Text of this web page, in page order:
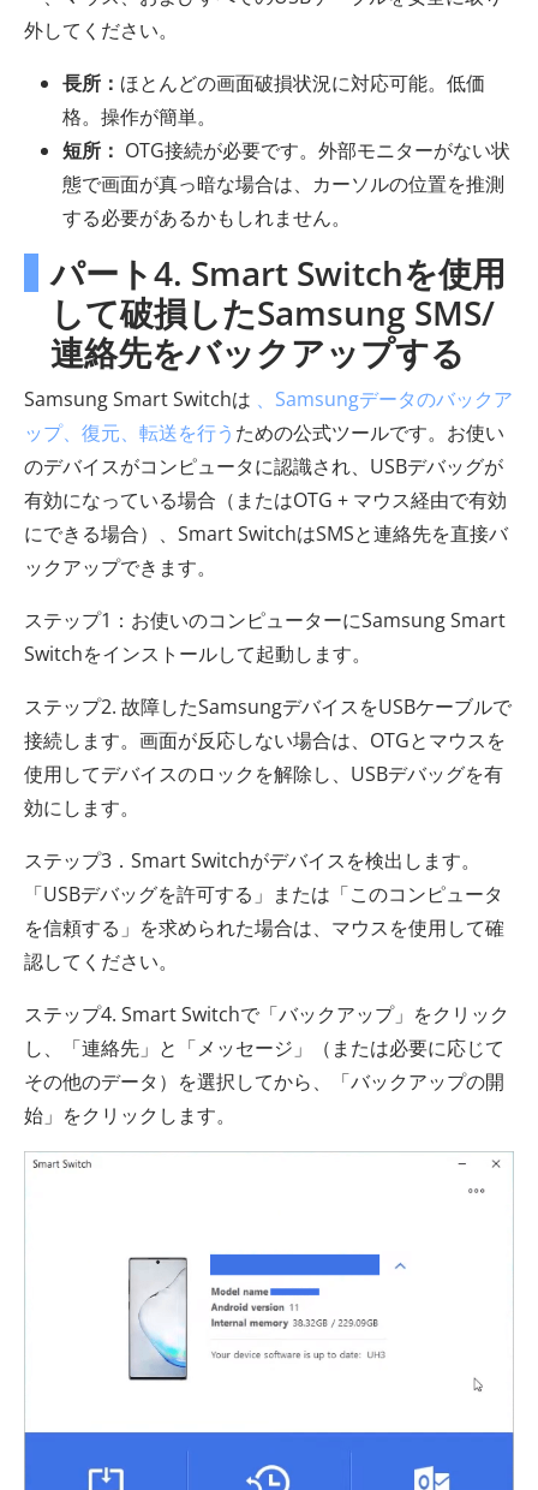
外してください。
長所： ほとんどの画面破損状況に対応可能。低価
格。操作が簡単。
短所： OTG接続が必要です。外部モニターがない状
態で画面が真っ暗な場合は、カーソルの位置を推測
する必要があるかもしれません。
パート4. Smart Switchを使用
して破損したSamsung SMS/
連絡先をバックアップする
Samsung Smart Switchは 、Samsungデータのバックア
ップ、復元、転送を行う ための公式ツールです。お使い
のデバイスがコンピュータに認識され、USBデバッグが
有効になっている場合（またはOTG + マウス経由で有効
にできる場合）、Smart SwitchはSMSと連絡先を直接バ
ックアップできます。
ステップ1：お使いのコンピューターにSamsung Smart
Switchをインストールして起動します。
ステップ2. 故障したSamsungデバイスをUSBケーブルで
接続します。画面が反応しない場合は、OTGとマウスを
使用してデバイスのロックを解除し、USBデバッグを有
効にします。
ステップ3．Smart Switchがデバイスを検出します。
「USBデバッグを許可する」または「このコンピュータ
を信頼する」を求められた場合は、マウスを使用して確
認してください。
ステップ4. Smart Switchで「バックアップ」をクリック
し、「連絡先」と「メッセージ」（または必要に応じて
その他のデータ）を選択してから、「バックアップの開
始」をクリックします。